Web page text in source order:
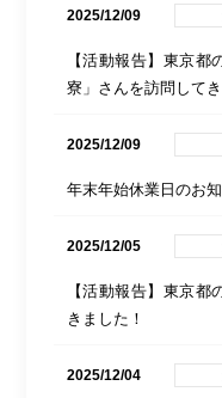
2025/12/09
【活動報告】東京
寮」さんを訪問してき
2025/12/09
年末年始休業日のお
2025/12/05
【活動報告】東京
きました！
2025/12/04